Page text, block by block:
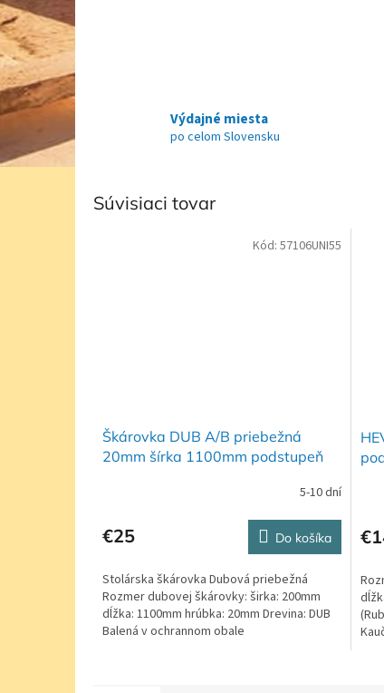
Výdajné miesta
po celom Slovensku
Súvisiaci tovar
Škárovka DUB A/B priebežná
20mm šírka 1100mm podstupeň
5-10 dní
€25 Do košíka
Stolárska škárovka Dubová priebežná
Rozmer dubovej škárovky: širka: 200mm
dĺžka: 1100mm hrúbka: 20mm Drevina: DUB
Balená v ochrannom obale
Kód: 57106UNI55